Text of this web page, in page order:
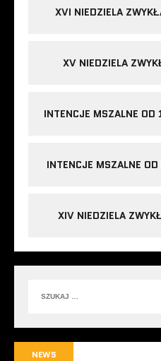
XVI NIEDZIELA
XV NIEDZIELA
INTENCJE MSZALNE
INTENCJE MSZALNE
XIV NIEDZIELA
NEWS